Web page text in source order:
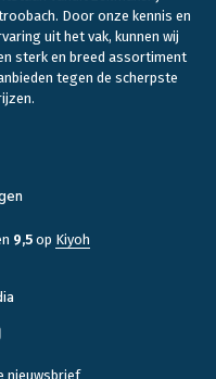
Door onze kennis en
uit het vak, kunnen wij
sterk en breed assortiment
tegen de scherpste
9,5op Kiyoh
nieuwsbrief